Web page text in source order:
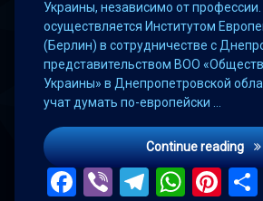
Украины, независимо от
осуществляется Институтом
(Берлин) в сотрудничестве с
представительством ВОО
Украины» в Днепропетровской
учат думать по-европейски …
Continue readingВ
Facebook
ViberTelegram